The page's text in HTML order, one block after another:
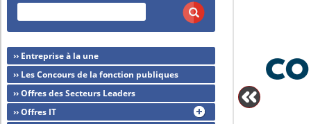
›› Entreprise à la une
›› Les Concours de la fonction publiques
›› Offres des Secteurs Leaders
›› Offres IT